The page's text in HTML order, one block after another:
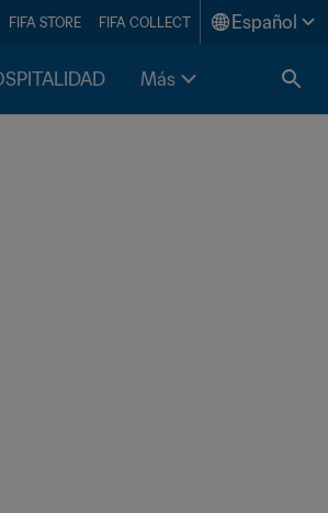
FIFA STORE FIFA COLLECT Español
Más